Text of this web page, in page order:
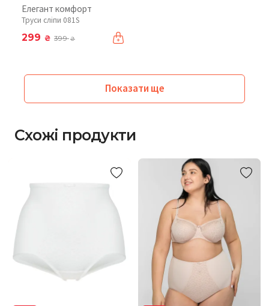
Елегант комфорт
Труси сліпи 081S
299 ₴ 399₴
Показати ще
Схожі продукти